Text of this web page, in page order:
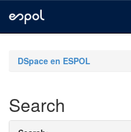
navigationDSpace en ESPOL
Search